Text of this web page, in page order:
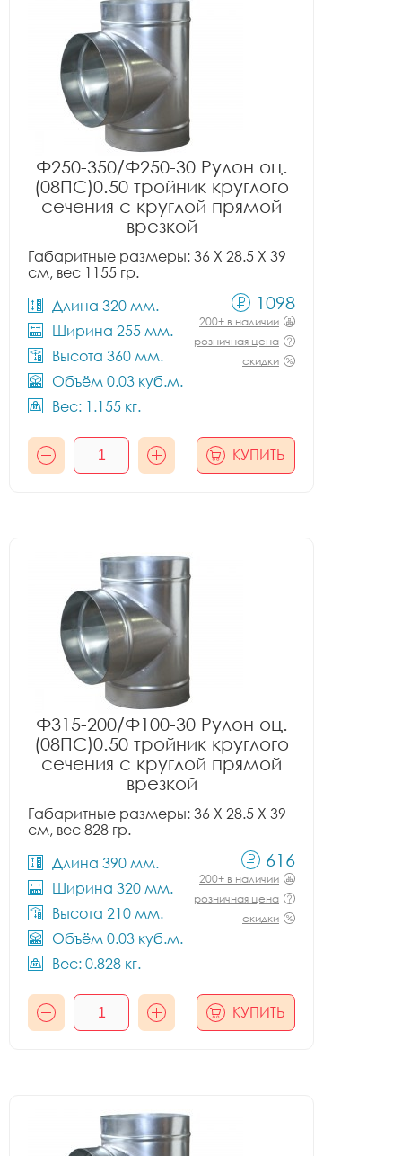
Ф250-350/Ф250-30 Рулон оц.
(08ПС)0.50 тройник круглого
сечения с круглой прямой
врезкой
Габаритные размеры: 36 X 28.5 X 39
см, вес 1155 гр.
Длина 320 мм.
Ширина 255 мм.
Высота 360 мм.
Объём 0.03 куб.м.
Вес: 1.155 кг.
1098
200+ в наличии
розничная цена
скидки
КУПИТЬ
Ф315-200/Ф100-30 Рулон оц.
(08ПС)0.50 тройник круглого
сечения с круглой прямой
врезкой
Габаритные размеры: 36 X 28.5 X 39
см, вес 828 гр.
Длина 390 мм.
Ширина 320 мм.
Высота 210 мм.
Объём 0.03 куб.м.
Вес: 0.828 кг.
616
200+ в наличии
розничная цена
скидки
КУПИТЬ